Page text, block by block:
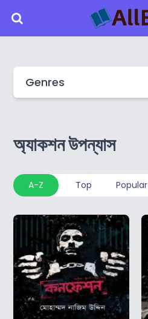
Genres
অ্যাকশন উপন্যাস
A-Z Top Popular